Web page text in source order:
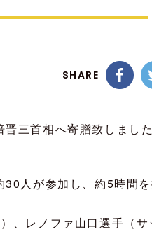
SHARE
三首相へ寄贈致しました
人が参加し、約5時間
、レノファ山口選手（サ